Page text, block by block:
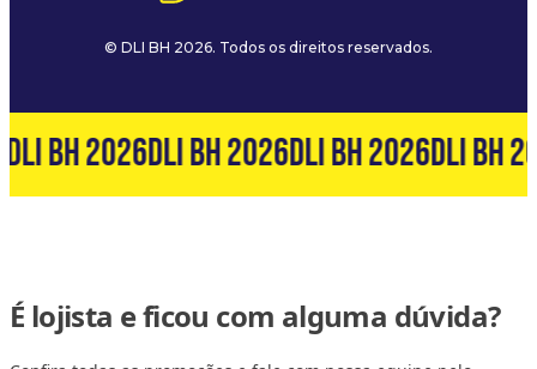
© DLI BH 2026. Todos os direitos reservados.
DLI BH 2026DLI BH 2026DLI BH 2026DLI BH
É lojista e ficou com alguma dúvida?